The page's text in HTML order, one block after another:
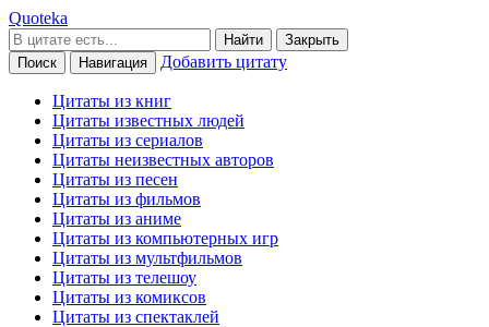
Quoteka
Найти
Закрыть
Поиск
Навигация Добавить цитату
Цитаты из книг
Цитаты известных людей
Цитаты из сериалов
Цитаты неизвестных авторов
Цитаты из песен
Цитаты из фильмов
Цитаты из аниме
Цитаты из компьютерных игр
Цитаты из мультфильмов
Цитаты из телешоу
Цитаты из комиксов
Цитаты из спектаклей